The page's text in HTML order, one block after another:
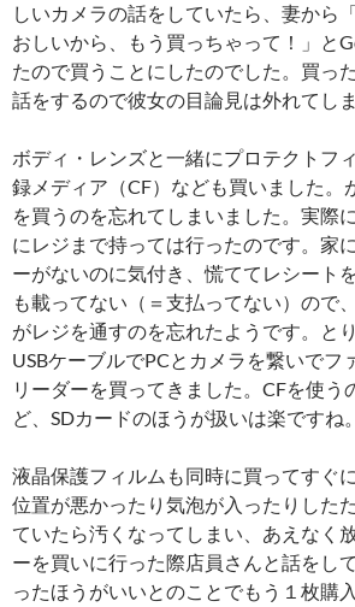
しいカメラの話をしていたら、妻から
おしいから、もう買っちゃって！」と
たので買うことにしたのでした。買っ
話をするので彼女の目論見は外れてし
ボディ・レンズと一緒にプロテクトフ
録メディア（CF）なども買いました。
を買うのを忘れてしまいました。実際
にレジまで持っては行ったのです。家
ーがないのに気付き、慌ててレシート
も載ってない（＝支払ってない）ので
がレジを通すのを忘れたようです。と
USBケーブルでPCとカメラを繋いでフ
リーダーを買ってきました。CFを使う
ど、SDカードのほうが扱いは楽ですね。
液晶保護フィルムも同時に買ってすぐ
位置が悪かったり気泡が入ったりした
ていたら汚くなってしまい、あえなく
ーを買いに行った際店員さんと話をし
ったほうがいいとのことでもう１枚購